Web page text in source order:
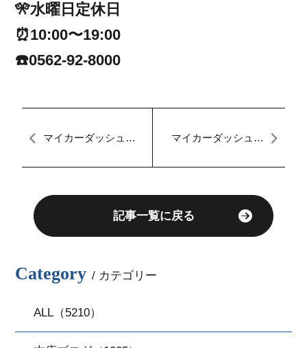
🎌水曜日定休日
⏰10:00〜19:00
☎️0562-92-8000
マイカーダッシュ名
マイカーダッシュ名
記事一覧に戻る
Category / カテゴリー
ALL（5210）